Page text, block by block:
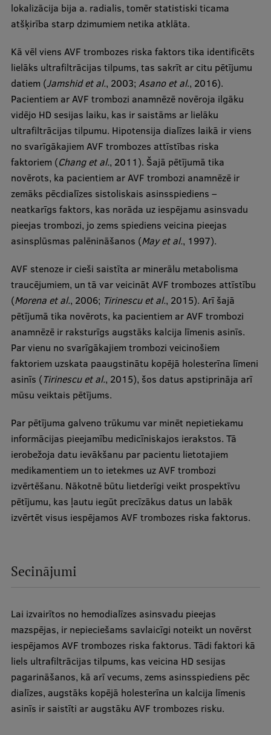
lokalizācija bija a. radialis, tomēr statistiski ticama
atšķirība starp dzimumiem netika atklāta.
Kā vēl viens AVF trombozes riska faktors tika identificēts
lielāks ultrafiltrācijas tilpums, tas sakrīt ar citu pētījumu
datiem (Jamshid et al., 2003; Asano et al., 2016).
Pacientiem ar AVF trombozi anamnēzē novēroja ilgāku
vidējo HD sesijas laiku, kas ir saistāms ar lielāku
ultrafiltrācijas tilpumu. Hipotensija dialīzes laikā ir viens
no svarīgākajiem AVF trombozes attīstības riska
faktoriem (Chang et al., 2011). Šajā pētījumā tika
novērots, ka pacientiem ar AVF trombozi anamnēzē ir
zemāks pēcdialīzes sistoliskais asinsspiediens –
neatkarīgs faktors, kas norāda uz iespējamu asinsvadu
pieejas trombozi, jo zems spiediens veicina pieejas
asinsplūsmas palēnināšanos (May et al., 1997).
AVF stenoze ir cieši saistīta ar minerālu metabolisma
traucējumiem, un tā var veicināt AVF trombozes attīstību
(Morena et al., 2006; Tirinescu et al., 2015). Arī šajā
pētījumā tika novērots, ka pacientiem ar AVF trombozi
anamnēzē ir raksturīgs augstāks kalcija līmenis asinīs.
Par vienu no svarīgākajiem trombozi veicinošiem
faktoriem uzskata paaugstinātu kopējā holesterīna līmeni
asinīs (Tirinescu et al., 2015), šos datus apstiprināja arī
mūsu veiktais pētījums.
Par pētījuma galveno trūkumu var minēt nepietiekamu
informācijas pieejamību medicīniskajos ierakstos. Tā
ierobežoja datu ievākšanu par pacientu lietotajiem
medikamentiem un to ietekmes uz AVF trombozi
izvērtēšanu. Nākotnē būtu lietderīgi veikt prospektīvu
pētījumu, kas ļautu iegūt precīzākus datus un labāk
izvērtēt visus iespējamos AVF trombozes riska faktorus.
Secinājumi
Lai izvairītos no hemodialīzes asinsvadu pieejas
mazspējas, ir nepieciešams savlaicīgi noteikt un novērst
iespējamos AVF trombozes riska faktorus. Tādi faktori kā
liels ultrafiltrācijas tilpums, kas veicina HD sesijas
pagarināšanos, kā arī vecums, zems asinsspiediens pēc
dialīzes, augstāks kopējā holesterīna un kalcija līmenis
asinīs ir saistīti ar augstāku AVF trombozes risku.